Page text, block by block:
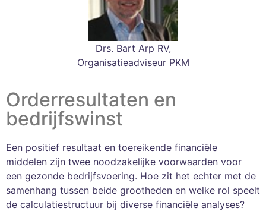
Drs. Bart Arp RV,
Organisatieadviseur PKM
Orderresultaten en
bedrijfswinst
Een positief resultaat en toereikende financiële
middelen zijn twee noodzakelijke voorwaarden voor
een gezonde bedrijfsvoering. Hoe zit het echter met de
samenhang tussen beide grootheden en welke rol speelt
de calculatiestructuur bij diverse financiële analyses?